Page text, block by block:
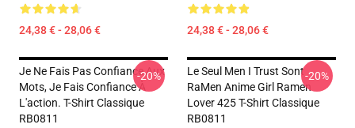
24,38 € - 28,06 € 24,38 € - 28,06 €
Je Ne Fais Pas Confiance Aux
Mots, Je Fais Confiance À
L'action. T-Shirt Classique
RB0811
-20%
Le Seul Men I Trust Sont
RaMen Anime Girl Ramen
Lover 425 T-Shirt Classique
RB0811
-20%